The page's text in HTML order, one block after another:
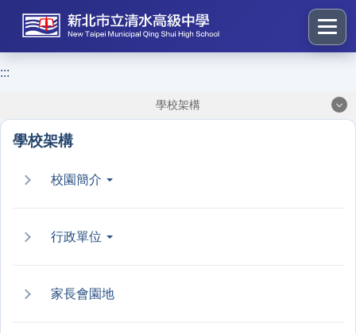
到
塊
:::
學校架構
學校架構
校園簡介
行政單位
家長會園地